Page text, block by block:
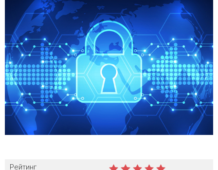
Рейтинг